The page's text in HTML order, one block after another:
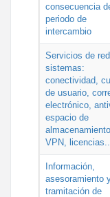
consecuencia
periodo de
intercambio
Servicios de
sistemas:
conectividad,
de usuario,
electrónico,
espacio de
almacenamiento,
VPN, licencias...
Información,
asesoramiento
tramitación de